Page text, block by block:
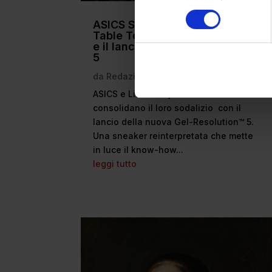
ASICS SportStyle e Little Tokyo
Table Tennis: la collaborazione
e il lancio della Gel-Resolution™
5
da Redazione
ASICS e Little Tokyo Table Tennis
consolidano il loro sodalizio con il
lancio della nuova Gel-Resolution™ 5.
Una sneaker reinterpretata che mette
in luce il know-how...
leggi tutto